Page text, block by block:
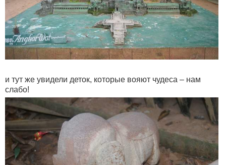
и тут же увидели деток, которые вояют чудеса – нам
слабо!